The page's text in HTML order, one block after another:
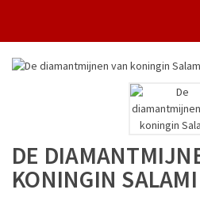
DE
KONINGIN SALAMI